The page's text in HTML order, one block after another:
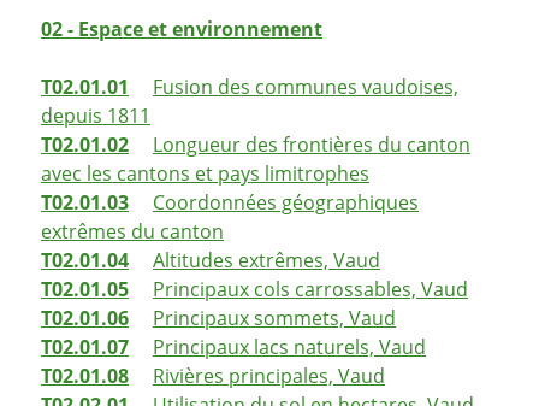
02 - Espace et environnement
T02.01.01
Fusion des communes vaudoises,
depuis 1811
T02.01.02
Longueur des frontières du canton
avec les cantons et pays limitrophes
T02.01.03
Coordonnées géographiques
extrêmes du canton
T02.01.04
Altitudes extrêmes, Vaud
T02.01.05
Principaux cols carrossables, Vaud
T02.01.06
Principaux sommets, Vaud
T02.01.07
Principaux lacs naturels, Vaud
T02.01.08
Rivières principales, Vaud